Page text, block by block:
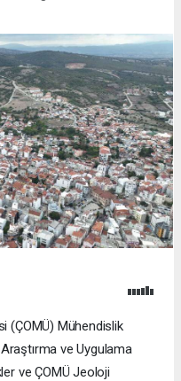
(ÇOMÜ) Mühendislik
ve Uygulama
ve ÇOMÜ Jeoloji